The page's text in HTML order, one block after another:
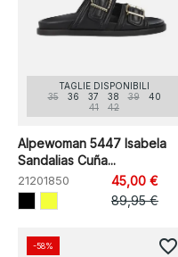
TAGLIE DISPONIBILI
35
36 37 38 39
40
41
42
Alpewoman 5447 Isabela
Sandalias Cuña...
21201850
45,00 €
89,95 €
-58% favorite_border